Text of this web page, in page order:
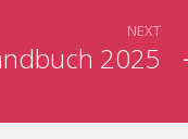
2025
NEXT